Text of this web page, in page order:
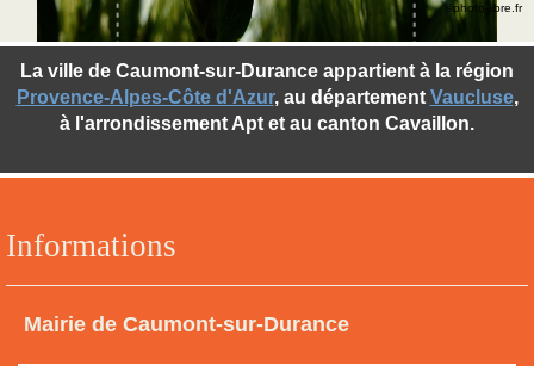
Informations
Mairie de Caumont-sur-Durance
La ville de Caumont-sur-Durance appartient à la région
Provence-Alpes-Côte d'Azur, au département Vaucluse,
à l'arrondissement Apt et au canton Cavaillon.
©photo-libre.fr